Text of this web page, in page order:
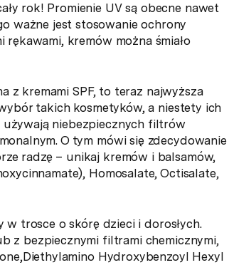
rok! Promienie UV są obecne nawet
ważne jest stosowanie ochrony
rękawami, kremów można śmiało
z kremami SPF, to teraz najwyższa
takich kosmetyków, a niestety ich
używają niebezpiecznych filtrów
O tym mówi się zdecydowanie
radzę – unikaj kremów i balsamów,
Homosalate, Octisalate,
trosce o skórę dzieci i dorosłych.
z bezpiecznymi filtrami chemicznymi,
Hydroxybenzoyl Hexyl